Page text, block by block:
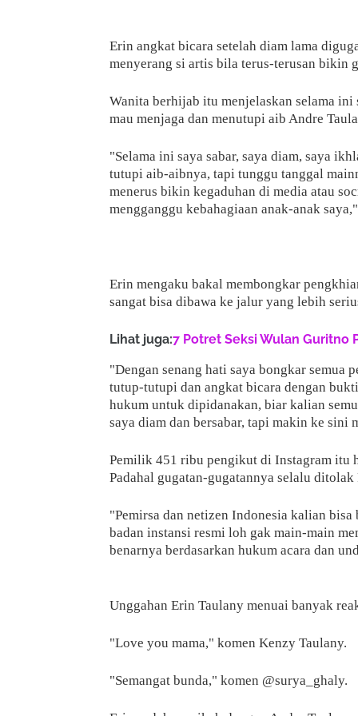
Erin angkat bicara setelah diam lama
menyerang si artis bila terus-terusan bikin
Wanita berhijab itu menjelaskan selama
mau menjaga dan menutupi aib Andre
"Selama ini saya sabar, saya diam, saya
tutupi aib-aibnya, tapi tunggu tanggal
menerus bikin kegaduhan di media atau
mengganggu kebahagiaan anak-anak
Erin mengaku bakal membongkar
sangat bisa dibawa ke jalur yang lebih
Lihat juga:7 Potret Seksi Wulan Guritno
"Dengan senang hati saya bongkar semua
tutup-tutupi dan angkat bicara dengan
hukum untuk dipidanakan, biar kalian
saya diam dan bersabar, tapi makin ke
Pemilik 451 ribu pengikut di Instagram itu
Padahal gugatan-gugatannya selalu ditolak
"Pemirsa dan netizen Indonesia kalian
badan instansi resmi loh gak main-main
benarnya berdasarkan hukum acara dan
Unggahan Erin Taulany menuai banyak
"Love you mama," komen Kenzy Taulany.
"Semangat bunda," komen @surya_ghaly.